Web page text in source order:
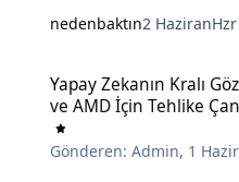
nedenbaktın2 Haziran
Yapay Zekanın Kralı
ve AMD İçin Tehlike
Gönderen:Admin, 1